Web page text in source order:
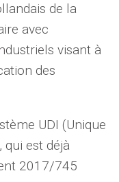
de la
avec
visant à
des
UDI (Unique
qui est déjà
2017/745